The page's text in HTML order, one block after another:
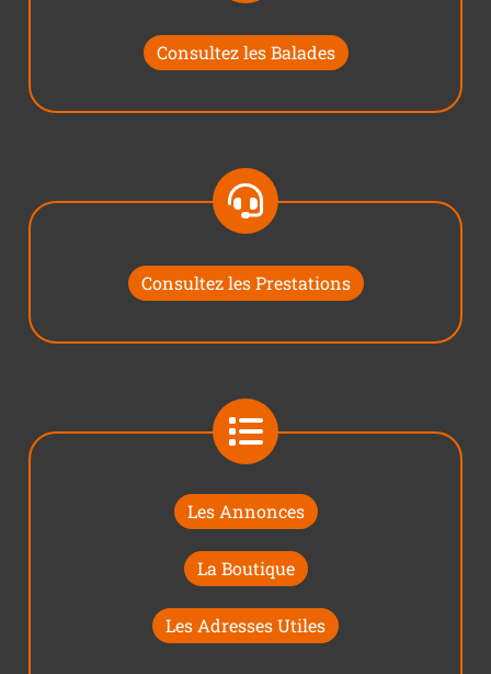
Consultez les Balades
Consultez les Prestations
Les Annonces
La Boutique
Les Adresses Utiles